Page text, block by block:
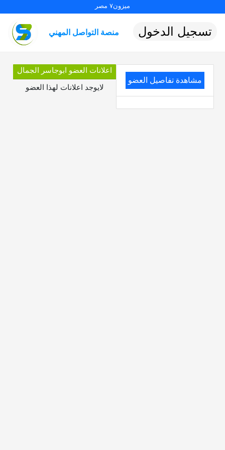
ميزون٧ مصر
منصة التواصل المهني تسجيل الدخول
مشاهدة تفاصيل العضو
اعلانات العضو ابوجاسر الجمال
لايوجد اعلانات لهذا العضو